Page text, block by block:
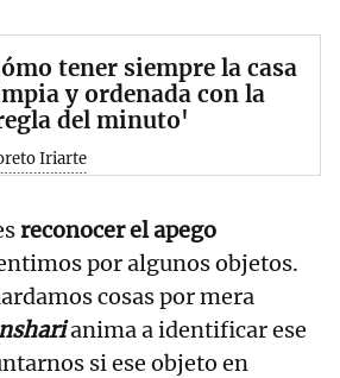
tener siempre la casa
y ordenada con la
del minuto'
Iriarte
reconocer el apego
por algunos objetos.
cosas por mera
anima a identificar ese
si ese objeto en